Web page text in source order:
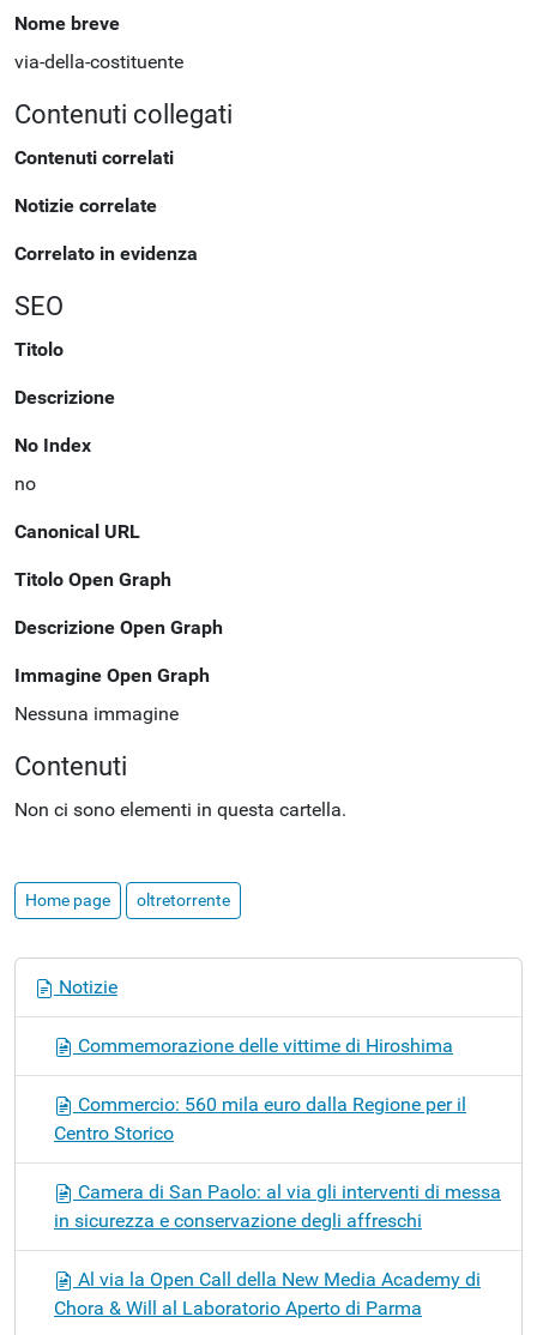
Nome breve
via-della-costituente
Contenuti collegati
Contenuti correlati
Notizie correlate
Correlato in evidenza
SEO
Titolo
Descrizione
No Index
no
Canonical URL
Titolo Open Graph
Descrizione Open Graph
Immagine Open Graph
Nessuna immagine
Contenuti
Non ci sono elementi in questa cartella.
Home page oltretorrente
Notizie
Commemorazione delle vittime di Hiroshima
Commercio: 560 mila euro dalla Regione per il
Centro Storico
Camera di San Paolo: al via gli interventi di messa
in sicurezza e conservazione degli affreschi
Al via la Open Call della New Media Academy di
Chora & Will al Laboratorio Aperto di Parma